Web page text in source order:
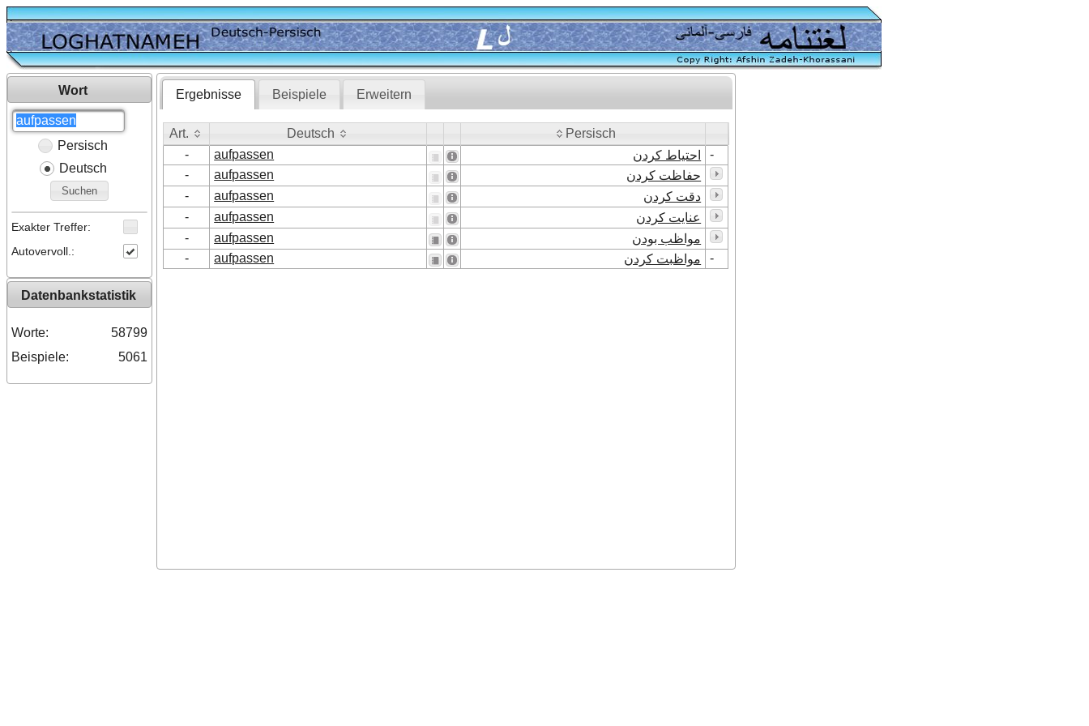
Wort
Persisch
Deutsch
Suchen
Exakter Treffer:
Autovervoll.:
Datenbankstatistik
Worte:
58799
Beispiele:
5061
Ergebnisse Beispiele Erweitern
Art. Deutsch
Persisch
Art.
- aufpassen احتیاط کردن
-
-
aufpassen
حفاظت کردن
-
aufpassen
دقت کردن
-
aufpassen
عنایت کردن
-
aufpassen
مواظب بودن
-
aufpassen مواظبت کردن -